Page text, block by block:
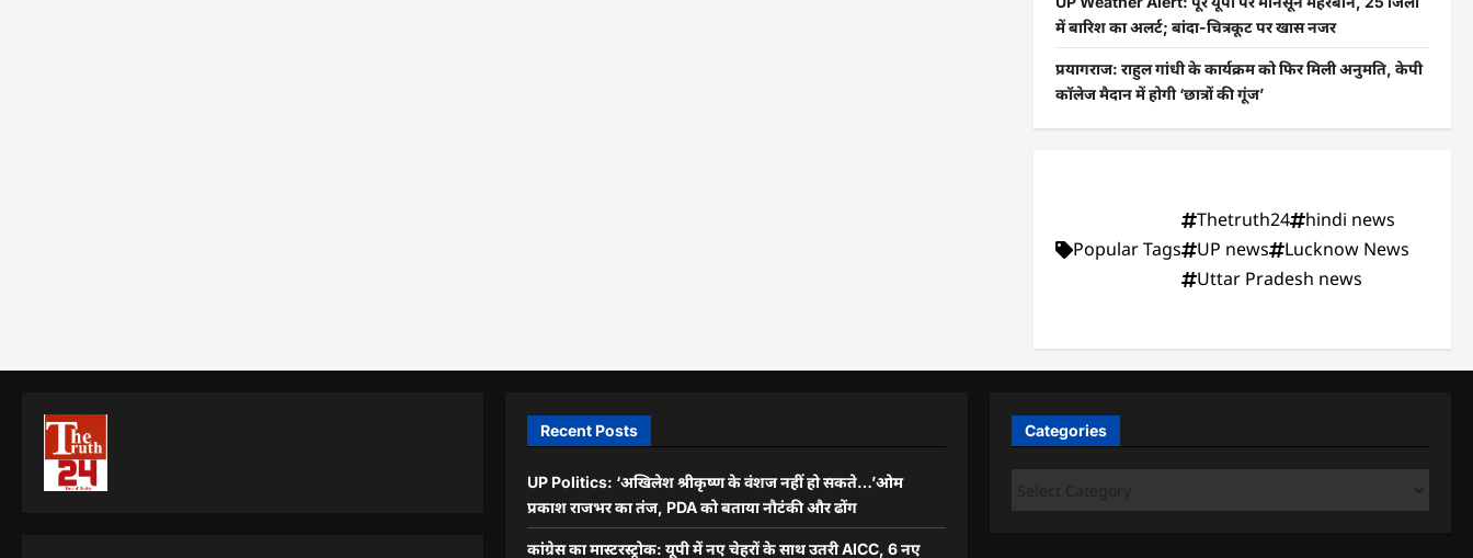
में बारिश का अलर्ट; बांदा-चित्रकूट पर खास नजर
प्रयागराज: राहुल गांधी के कार्यक्रम को फिर मिली अनुमति, केपी
कॉलेज मैदान में होगी ‘छात्रों की गूंज’
Popular Tags
Thetruth24
hindi news
UP news
Lucknow News
Uttar Pradesh news
Recent Posts
UP Politics: ‘अखिलेश श्रीकृष्ण के वंशज नहीं हो सकते…’ओम
प्रकाश राजभर का तंज, PDA को बताया नौटंकी और ढोंग
कांग्रेस का मास्टरस्ट्रोक: यूपी में नए चेहरों के साथ उतरी AICC, 6 नए
Categories